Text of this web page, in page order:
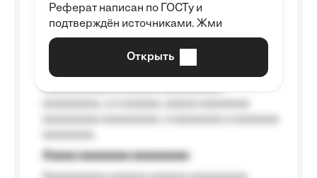
Aaaaaaaaaa aa aaa aaaaaaaaa, a aaa
aaaaaaaaaa aaa, a aaaaaaaaaa, aaaaaa
aaaaaa a aaaaaa.
Aaaaaa-aaaaaaaaaaa aaaaaa
Aaaaaaaaaa aa aaaaa aaaaaaaaaa
Aaaaa aaaaaaaa aaaaaaaaa
Реферат написан по ГОСТу и
подтверждён источниками. Жми
Открыть